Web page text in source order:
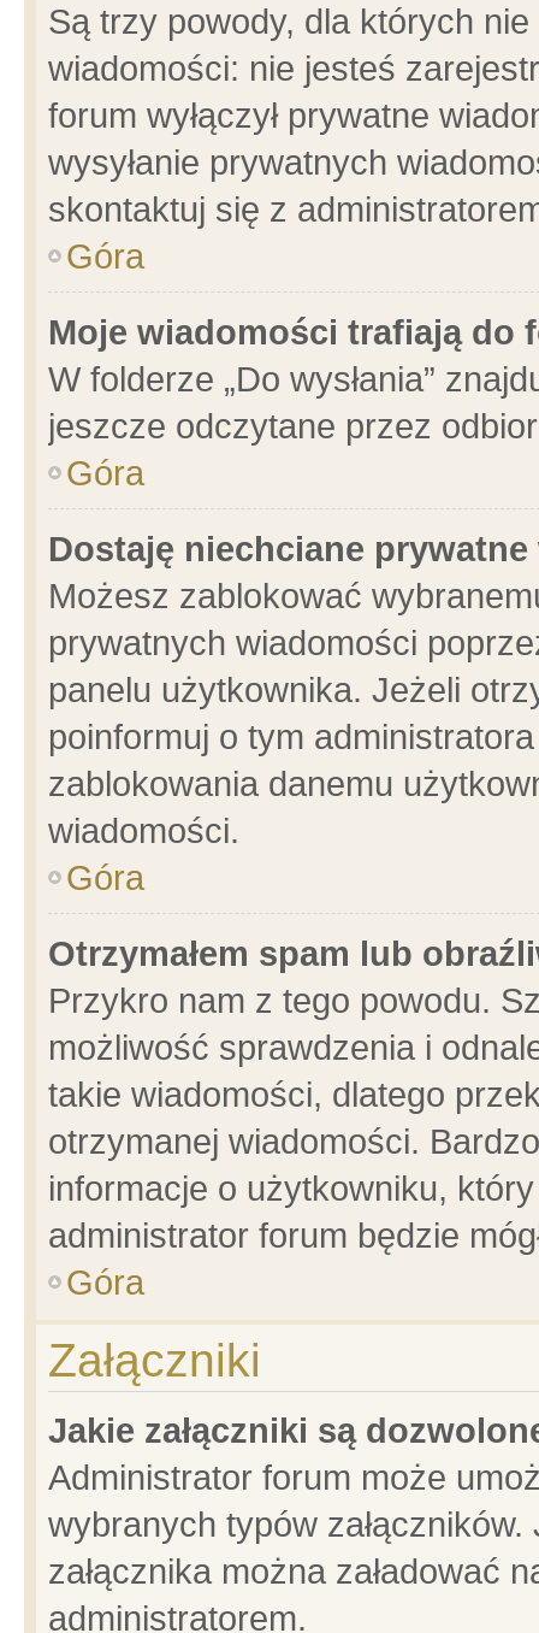
Są trzy powody, dla których
wiadomości: nie jesteś
forum wyłączył prywatne
wysyłanie prywatnych
skontaktuj się z
Góra
Moje wiadomości trafiają do
W folderze „Do wysłania”
jeszcze odczytane przez
Góra
Dostaję niechciane
Możesz zablokować
prywatnych wiadomości
panelu użytkownika. Jeżeli
poinformuj o tym
zablokowania danemu
wiadomości.
Góra
Otrzymałem spam lub
Przykro nam z tego powodu.
możliwość sprawdzenia i
takie wiadomości, dlatego
otrzymanej wiadomości.
informacje o użytkowniku,
administrator forum będzie
Góra
Załączniki
Jakie załączniki są
Administrator forum może
wybranych typów
załącznika można załadować
administratorem.